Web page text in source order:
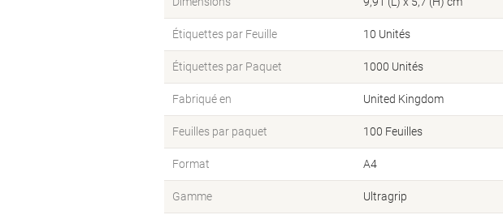
Étiquettes par Feuille 10 Unités
Étiquettes par Paquet 1000 Unités
Fabriqué en United Kingdom
Feuilles par paquet 100 Feuilles
Format A4
Gamme Ultragrip